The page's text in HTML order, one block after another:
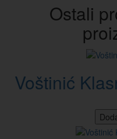
Ostali
Voštinić